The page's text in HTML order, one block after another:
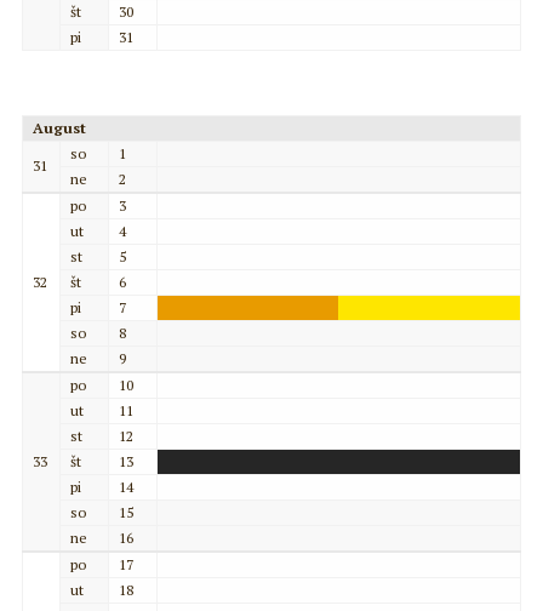
št
30
pi
31
August
31
so
1
ne
2
32
po
3
ut
4
st
5
št
6
pi
7
so
8
ne
9
33
po
10
ut
11
st
12
št
13
pi
14
so
15
ne
16
po
17
ut
18